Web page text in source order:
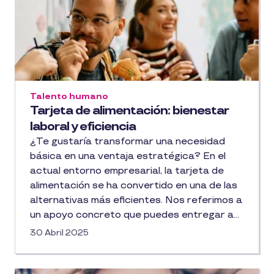
Tarjeta de alimentación: bienestar
laboral y eficiencia
Talento humano
¿Te gustaría transformar una necesidad
básica en una ventaja estratégica? En el
actual entorno empresarial, la tarjeta de
alimentación se ha convertido en una de las
alternativas más eficientes. Nos referimos a
un apoyo concreto que puedes entregar a
tus colaboradores sin afectar el equilibrio de
30 Abril 2025